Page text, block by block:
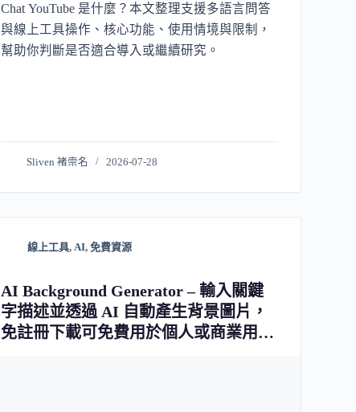
Chat YouTube 是什麼？本文整理支援多語言問答
與線上工具操作、核心功能、使用情境與限制，
幫助你判斷是否適合導入或繼續研究。
Sliven 褚崇名 2026-07-28
線上工具, AI, 免費資源
AI Background Generator – 輸入關鍵
字描述並透過 AI 自動產生背景圖片，
免註冊下載可免費用於個人或商業用途